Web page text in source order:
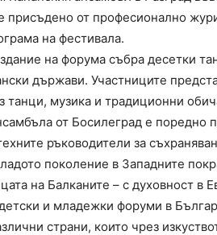
присъдено от професионално
на фестивала.
на форума събра десетки
държави. Участниците
танци, музика и традиционни
от Босилеград е поредно
ръководители за
поколение в Западните
на Балканите – с духовност в
и младежки форуми в
страни, които чрез